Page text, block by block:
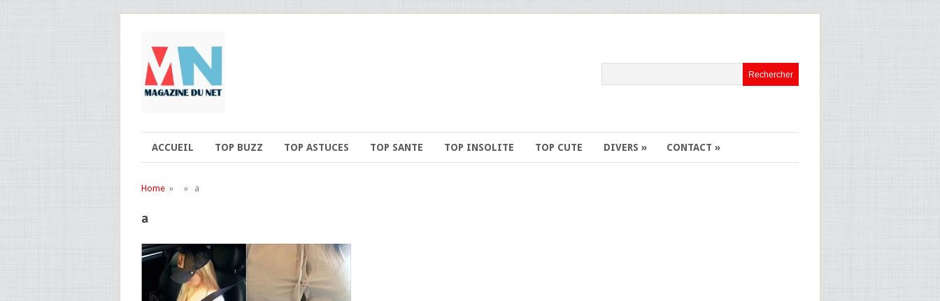
ACCUEIL TOP BUZZ TOP ASTUCES TOP SANTE TOP INSOLITE TOP CUTE DIVERS » CONTACT »
Home » » a
a